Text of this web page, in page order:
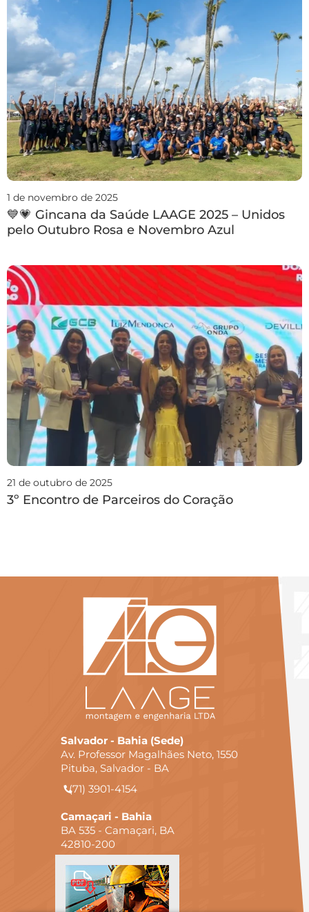
1 de novembro de 2025
💙💗 Gincana da Saúde LAAGE 2025 – Unidos
pelo Outubro Rosa e Novembro Azul
21 de outubro de 2025
3º Encontro de Parceiros do Coração
Salvador - Bahia (Sede)
Av. Professor Magalhães Neto, 1550
Pituba, Salvador - BA
(71) 3901-4154
Camaçari - Bahia
BA 535 - Camaçari, BA
42810-200